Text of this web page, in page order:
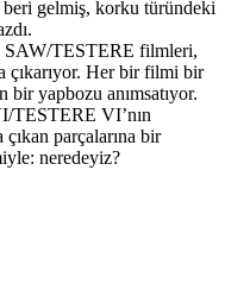
beri gelmiş, korku türündeki
SAW/TESTERE filmleri,
çıkarıyor. Her bir filmi bir
yapbozu anımsatıyor.
TESTERE VI’nın
parçalarına bir
neredeyiz?